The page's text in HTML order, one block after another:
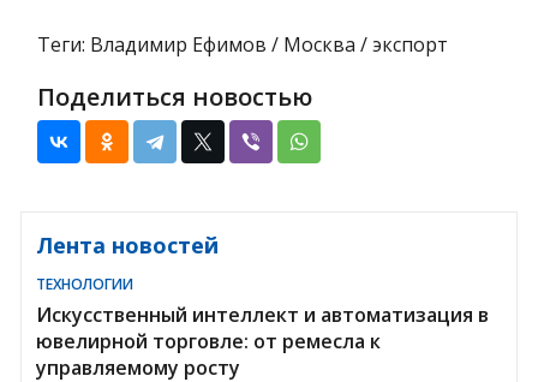
Теги: Владимир Ефимов / Москва / экспорт
Поделиться новостью
Лента новостей
ТЕХНОЛОГИИ
Искусственный интеллект и автоматизация в
ювелирной торговле: от ремесла к
управляемому росту